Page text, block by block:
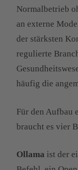
Normalbetrieb
an externe
der stärksten
regulierte
häufig die
Für den
braucht es vier
Ollama ist der